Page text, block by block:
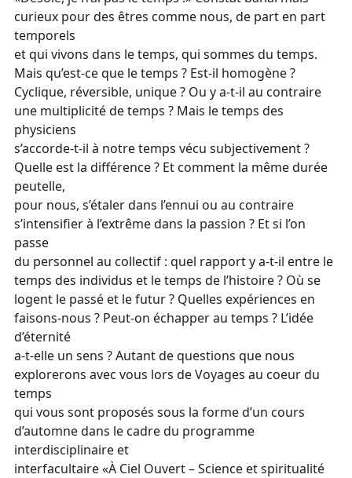
curieux pour des êtres comme nous, de part en part
temporels
et qui vivons dans le temps, qui sommes du temps.
Mais qu’est-ce que le temps ? Est-il homogène ?
Cyclique, réversible, unique ? Ou y a-t-il au contraire
une multiplicité de temps ? Mais le temps des
physiciens
s’accorde-t-il à notre temps vécu subjectivement ?
Quelle est la différence ? Et comment la même durée
peutelle,
pour nous, s’étaler dans l’ennui ou au contraire
s’intensifier à l’extrême dans la passion ? Et si l’on
passe
du personnel au collectif : quel rapport y a-t-il entre le
temps des individus et le temps de l’histoire ? Où se
logent le passé et le futur ? Quelles expériences en
faisons-nous ? Peut-on échapper au temps ? L’idée
d’éternité
a-t-elle un sens ? Autant de questions que nous
explorerons avec vous lors de Voyages au coeur du
temps
qui vous sont proposés sous la forme d’un cours
d’automne dans le cadre du programme
interdisciplinaire et
interfacultaire «À Ciel Ouvert – Science et spiritualité